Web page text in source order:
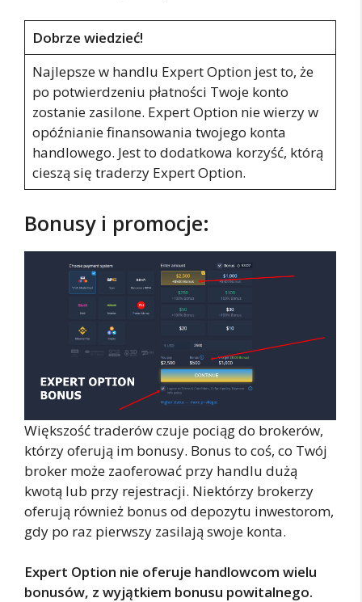
Dobrze wiedzieć!
Najlepsze w handlu Expert Option jest to, że
po potwierdzeniu płatności Twoje konto
zostanie zasilone. Expert Option nie wierzy w
opóźnianie finansowania twojego konta
handlowego. Jest to dodatkowa korzyść, którą
cieszą się traderzy Expert Option.
Bonusy i promocje:
Większość traderów czuje pociąg do brokerów,
którzy oferują im bonusy. Bonus to coś, co Twój
broker może zaoferować przy handlu dużą
kwotą lub przy rejestracji. Niektórzy brokerzy
oferują również bonus od depozytu inwestorom,
gdy po raz pierwszy zasilają swoje konta.
Expert Option nie oferuje handlowcom wielu
bonusów, z wyjątkiem bonusu powitalnego.